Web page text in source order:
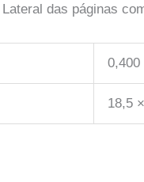
das páginas
0,400
18,5